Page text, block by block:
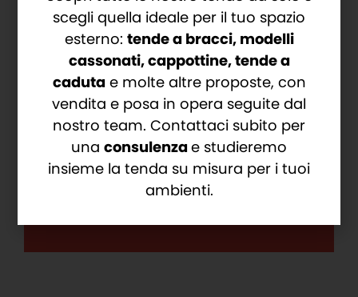
TECNICHE
Funzionamento a pacchetto che si
adatta perfettamente a balconi e
terrazzi
Minimo ingombro
Apertura e chiusura delle ante su un
scegli quella ideale per il tuo spazio
esterno: tende a bracci, modelli
cassonati, cappottine, tende a
cadutae molte altre proposte, con
vendita e posa in opera seguite dal
nostro team. Contattaci subito per
una consulenzae studieremo
insieme la tenda su misura per i tuoi
ambienti.